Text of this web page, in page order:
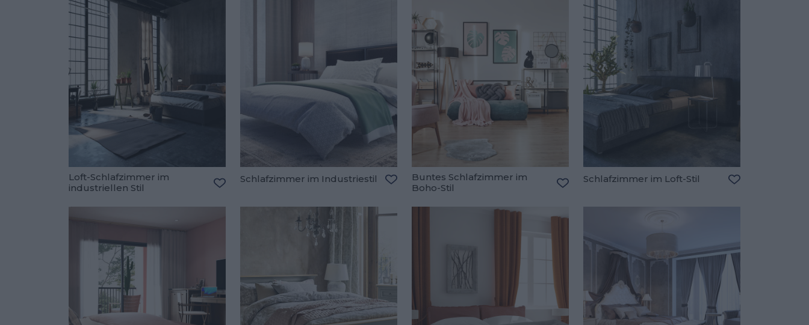
Loft-Schlafzimmer im
industriellen Stil
Schlafzimmer im Industriestil
Zu den Favoriten hinzufügen
Buntes Schlafzimmer im
Boho-Stil
Schlafzimmer im Loft-Stil